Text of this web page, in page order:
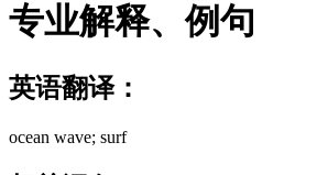
专业解释、例句
英语翻译：
ocean wave; surf